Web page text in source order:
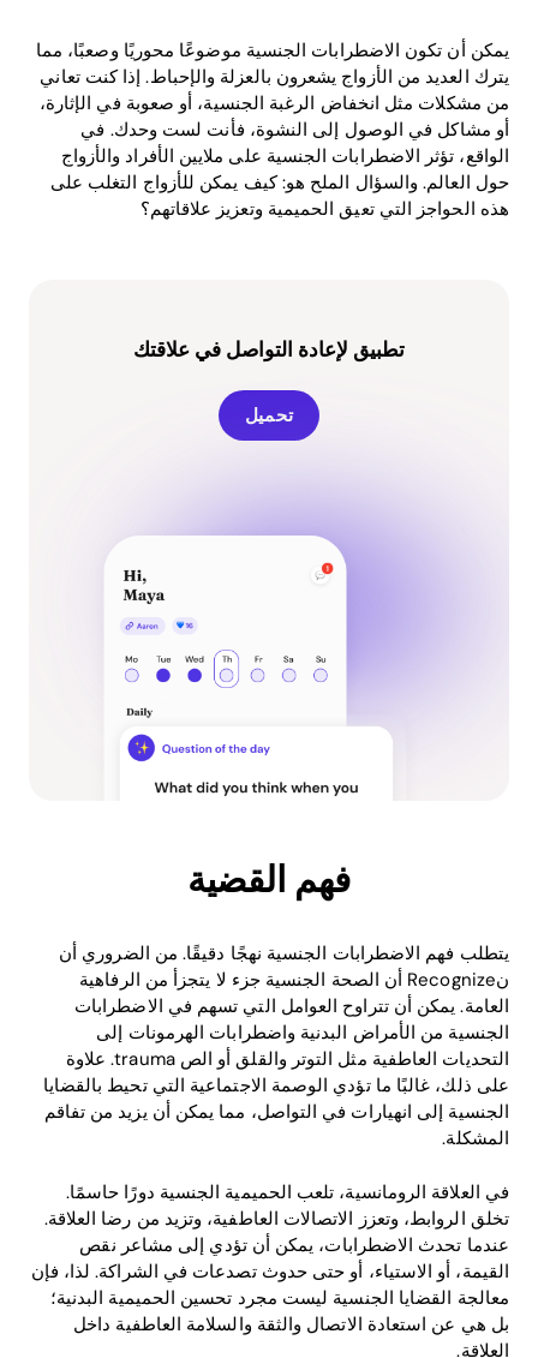
يمكن أن تكون الاضطرابات الجنسية موضوعًا محوريًا وصعبًا، مما
يترك العديد من الأزواج يشعرون بالعزلة والإحباط. إذا كنت تعاني
من مشكلات مثل انخفاض الرغبة الجنسية، أو صعوبة في الإثارة،
أو مشاكل في الوصول إلى النشوة، فأنت لست وحدك. في
الواقع، تؤثر الاضطرابات الجنسية على ملايين الأفراد والأزواج
حول العالم. والسؤال الملح هو: كيف يمكن للأزواج التغلب على
هذه الحواجز التي تعيق الحميمية وتعزيز علاقاتهم؟
تطبيق لإعادة التواصل في علاقتك
تحميل
فهم القضية
يتطلب فهم الاضطرابات الجنسية نهجًا دقيقًا. من الضروري أن
نRecognize أن الصحة الجنسية جزء لا يتجزأ من الرفاهية
العامة. يمكن أن تتراوح العوامل التي تسهم في الاضطرابات
الجنسية من الأمراض البدنية واضطرابات الهرمونات إلى
التحديات العاطفية مثل التوتر والقلق أو الص trauma. علاوة
على ذلك، غالبًا ما تؤدي الوصمة الاجتماعية التي تحيط بالقضايا
الجنسية إلى انهيارات في التواصل، مما يمكن أن يزيد من تفاقم
المشكلة.
في العلاقة الرومانسية، تلعب الحميمية الجنسية دورًا حاسمًا.
تخلق الروابط، وتعزز الاتصالات العاطفية، وتزيد من رضا العلاقة.
عندما تحدث الاضطرابات، يمكن أن تؤدي إلى مشاعر نقص
القيمة، أو الاستياء، أو حتى حدوث تصدعات في الشراكة. لذا، فإن
معالجة القضايا الجنسية ليست مجرد تحسين الحميمية البدنية؛
بل هي عن استعادة الاتصال والثقة والسلامة العاطفية داخل
العلاقة.